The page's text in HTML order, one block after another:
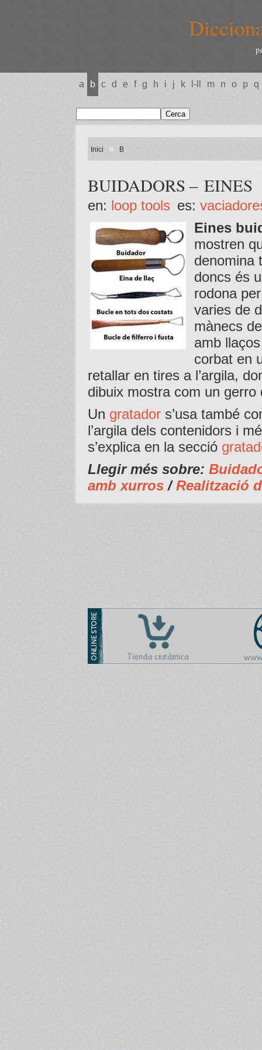
a b c d e f g h i j k l-ll m n o p q
Inici » B
BUIDADORS – EINES
en: loop tools es:
Eines
mostren
denomina
doncs és
rodona
varies de
mànecs
amb
corbat en
retallar en tires a l’argila,
dibuix mostra com un
Un gratador s’usa també
l’argila dels contenidors i
s’explica en la secció
Llegir més sobre:
amb xurros /Realització